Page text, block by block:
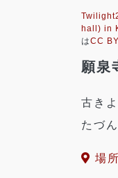
hall) in
はCC
願泉
古き
たづ
場